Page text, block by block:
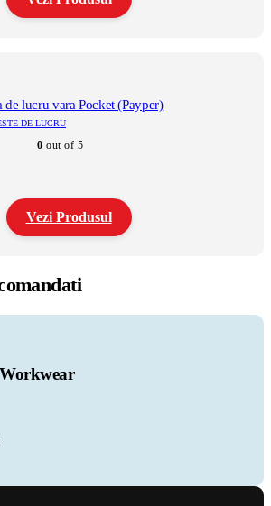
de lucru vara Pocket (Payper)
DE LUCRU
0 out of 5
Vezi Produsul